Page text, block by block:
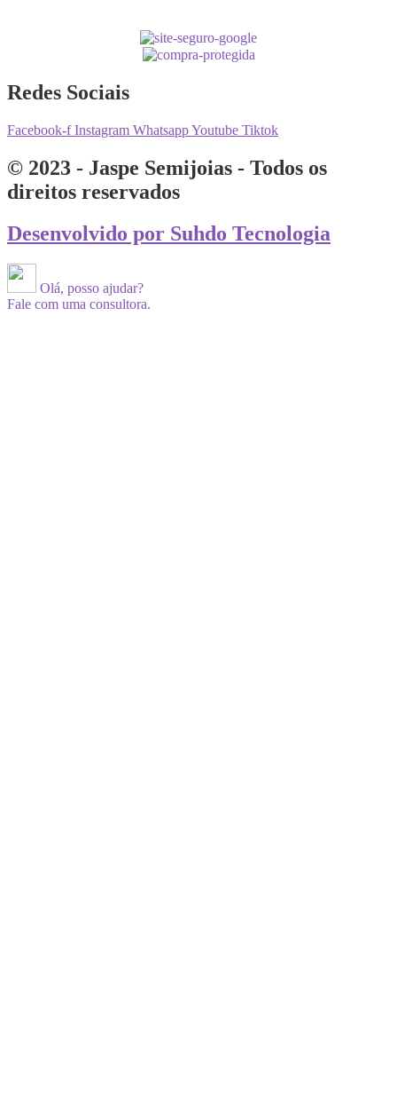
Redes Sociais
Facebook-f Instagram WhatsappYoutube Tiktok
© 2023 - Jaspe Semijoias - Todos os
direitos reservados
Desenvolvido por Suhdo Tecnologia
Olá, posso ajudar?
Fale com uma consultora.